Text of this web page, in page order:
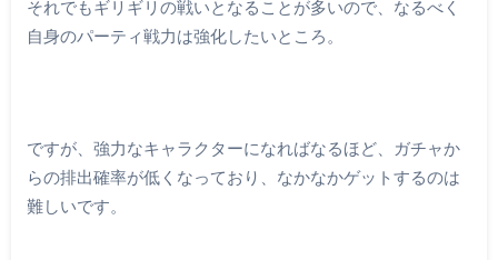
それでもギリギリの戦いとなることが多いので、なるべく
自身のパーティ戦力は強化したいところ。
ですが、強力なキャラクターになればなるほど、ガチャか
らの排出確率が低くなっており、なかなかゲットするのは
難しいです。